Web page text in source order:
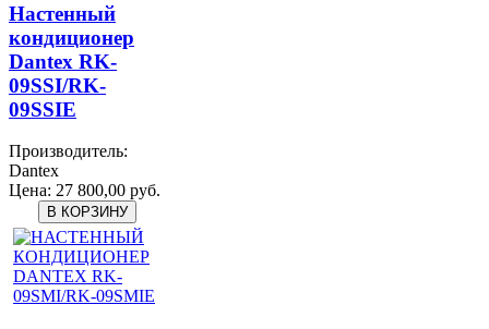
Настенный
кондиционер
Dantex RK-
09SSI/RK-
09SSIЕ
Производитель:
Dantex
Цена: 27 800,00 руб.